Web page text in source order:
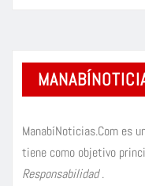
ManabíNoticias.Com es
tiene como objetivo
Responsabilidad.